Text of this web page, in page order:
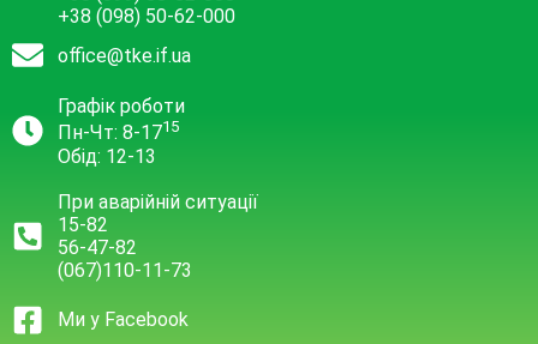
+38 (098) 50-62-000
office@tke.if.ua
Графік роботи
Пн-Чт: 8-1715
Обід: 12-13
При аварійній ситуації
15-82
56-47-82
(067)110-11-73
Ми у Facebook